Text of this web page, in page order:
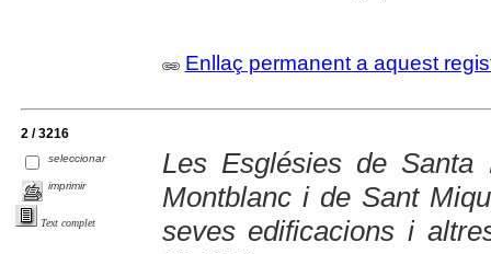
Enllaç permanent a aquest
2 / 3216
seleccionar
imprimir
Text complet
Les Esglésies de Santa
Montblanc i de Sant
seves edificacions i